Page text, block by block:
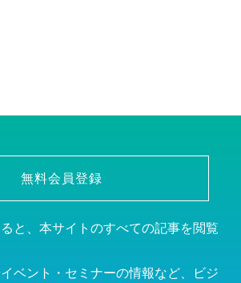
無料会員登録
と、本サイトのすべての記事を閲覧
ベント・セミナーの情報など、ビジ